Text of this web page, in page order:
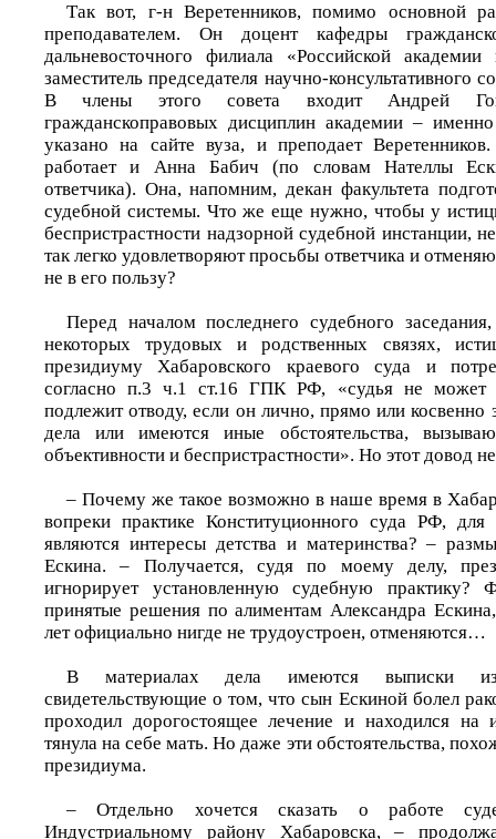
Так вот, г-­н Веретенников, помимо основной
преподавателем. Он доцент кафедры
дальневосточного филиала «Российской
заместитель председателя научно-консультативного
В члены этого совета входит Андрей
гражданскоправовых дисциплин академии –
указано на сайте вуза, и преподает
работает и Анна Бабич (по словам Нателлы
ответчика). Она, напомним, декан факультета
судебной системы. Что же еще нужно, чтобы у
беспристрастности надзорной судебной инстанции,
так легко удовлетворяют просьбы ответчика и
не в его пользу?
Перед началом последнего судебного
некоторых трудовых и родственных связях,
президиуму Хабаровского краевого суда и
согласно п.3 ч.1 ст.16 ГПК РФ, «судья не может
подлежит отводу, если он лично, прямо или косвенно
дела или имеются иные обстоятельства,
объективности и беспристрастности». Но этот довод
– Почему же такое возможно в наше время в
вопреки практике Конституционного суда РФ, для
являются интересы детства и материнства? –
Ескина. – Получается, судя по моему делу,
игнорирует установленную судебную практику?
принятые решения по алиментам Александра
лет официально нигде не трудоустроен, отменяются…
В материалах дела имеются выписки
свидетельствующие о том, что сын Ескиной болел
проходил дорогостоящее лечение и находился на
тянула на себе мать. Но даже эти обстоятельства,
президиума.
– Отдельно хочется сказать о работе
Индустриальному району Хабаровска, –